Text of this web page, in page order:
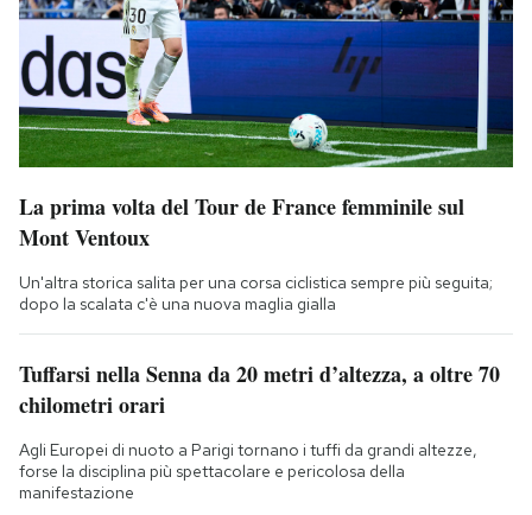
La prima volta del Tour de France femminile sul
Mont Ventoux
Un'altra storica salita per una corsa ciclistica sempre più seguita;
dopo la scalata c'è una nuova maglia gialla
Tuffarsi nella Senna da 20 metri d’altezza, a oltre 70
chilometri orari
Agli Europei di nuoto a Parigi tornano i tuffi da grandi altezze,
forse la disciplina più spettacolare e pericolosa della
manifestazione